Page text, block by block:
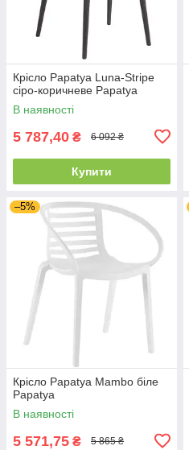
Крісло Papatya Luna-Stripe
сіро-коричневе Papatya
В наявності
5 787,40 ₴ 6 092 ₴
Купити
–5%
Крісло Papatya Mambo біле
Papatya
В наявності
5 571,75 ₴ 5 865 ₴